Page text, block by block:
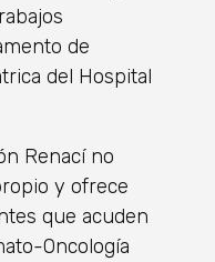
de
del Hospital
Renací no
y ofrece
que acuden
Oncología